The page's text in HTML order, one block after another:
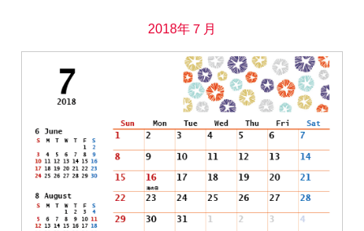
2018年７月